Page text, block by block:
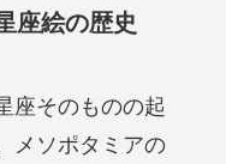
座絵の歴史
座そのものの起
メソポタミアの